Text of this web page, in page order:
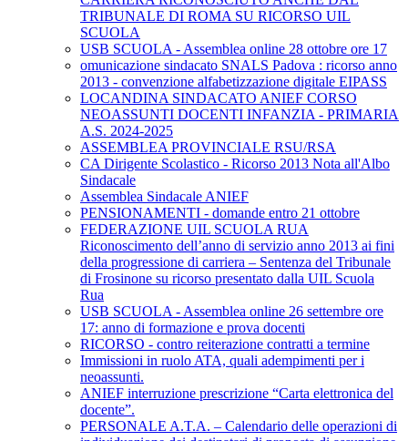
TRIBUNALE DI ROMA SU RICORSO UIL
SCUOLA
USB SCUOLA - Assemblea online 28 ottobre ore 17
omunicazione sindacato SNALS Padova : ricorso anno
2013 - convenzione alfabetizzazione digitale EIPASS
LOCANDINA SINDACATO ANIEF CORSO
NEOASSUNTI DOCENTI INFANZIA - PRIMARIA
A.S. 2024-2025
ASSEMBLEA PROVINCIALE RSU/RSA
CA Dirigente Scolastico - Ricorso 2013 Nota all'Albo
Sindacale
Assemblea Sindacale ANIEF
PENSIONAMENTI - domande entro 21 ottobre
FEDERAZIONE UIL SCUOLA RUA
Riconoscimento dell’anno di servizio anno 2013 ai fini
della progressione di carriera – Sentenza del Tribunale
di Frosinone su ricorso presentato dalla UIL Scuola
Rua
USB SCUOLA - Assemblea online 26 settembre ore
17: anno di formazione e prova docenti
RICORSO - contro reiterazione contratti a termine
Immissioni in ruolo ATA, quali adempimenti per i
neoassunti.
ANIEF interruzione prescrizione “Carta elettronica del
docente”.
PERSONALE A.T.A. – Calendario delle operazioni di